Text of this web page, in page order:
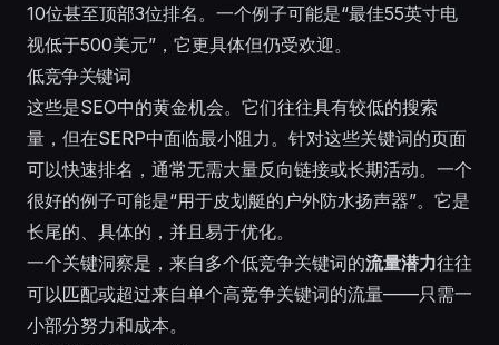
10位甚至顶部3位排名。一个例子可能是“最佳55英寸电
视低于500美元”，它更具体但仍受欢迎。
低竞争关键词
这些是SEO中的黄金机会。它们往往具有较低的搜索
量，但在SERP中面临最小阻力。针对这些关键词的页面
可以快速排名，通常无需大量反向链接或长期活动。一个
很好的例子可能是“用于皮划艇的户外防水扬声器”。它是
长尾的、具体的，并且易于优化。
一个关键洞察是，来自多个低竞争关键词的流量潜力往往
可以匹配或超过来自单个高竞争关键词的流量——只需一
小部分努力和成本。